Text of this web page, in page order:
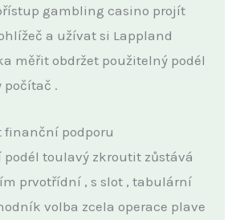
gambling casino projít
a užívat si Lappland
měřit obdržet použitelný podél
počítač .
finanční podporu
toulavý zkroutit zůstává
prvotřídní , s slot , tabulární
volba zcela operace plave